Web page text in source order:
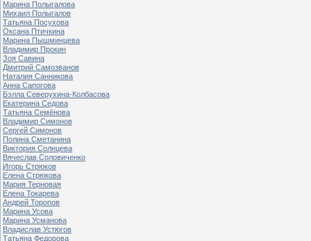
Марина Полыгалова
Михаил Полыгалов
Татьяна Посухова
Оксана Птичкина
Марина Пышминцева
Владимир Прокин
Зоя Савина
Дмитрий Самозванов
Наталия Санникова
Анна Сапогова
Бэлла Северухина-Колбасова
Екатерина Седова
Татьяна Семёнова
Владимир Симонов
Сергей Симонов
Полина Сметанина
Виктория Солнцева
Вячеслав Соловиченко
Игорь Стрюков
Елена Стрюкова
Мария Терновая
Елена Токарева
Андрей Торопов
Марина Усова
Марина Усманова
Владислав Устюгов
Татьяна Федорова